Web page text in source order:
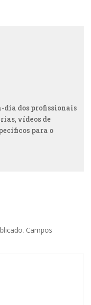
dia dos profissionais
vídeos de
para o
Campos